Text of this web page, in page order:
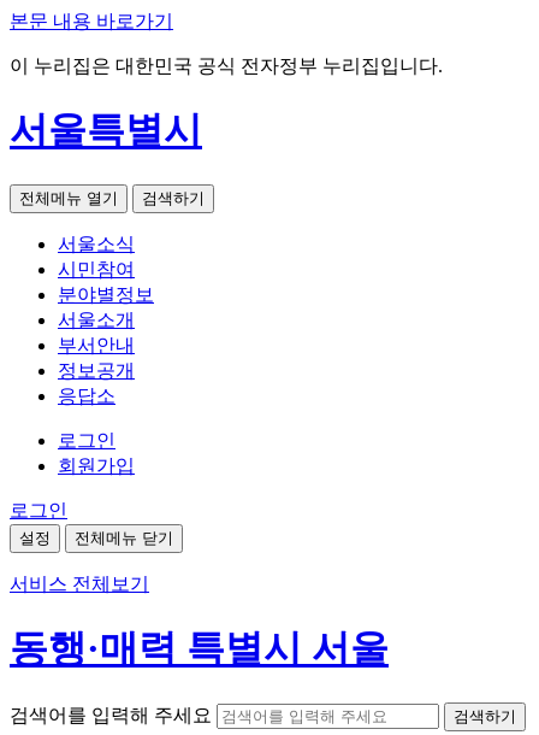
본문 내용 바로가기
이 누리집은 대한민국 공식 전자정부 누리집입니다.
서울특별시
전체메뉴 열기 검색하기
서울소식
시민참여
분야별정보
서울소개
부서안내
정보공개
응답소
로그인
회원가입
로그인
설정 전체메뉴 닫기
서비스 전체보기
동행·매력 특별시 서울
검색어를 입력해 주세요 검색하기